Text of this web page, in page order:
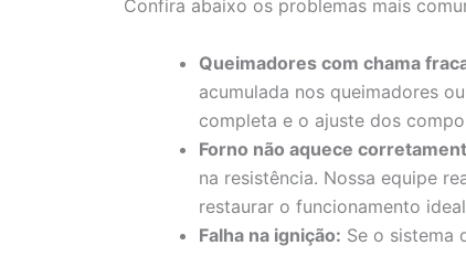
Confira abaixo os problemas mais
Queimadores com chama
acumulada nos queimadores
completa e o ajuste dos
Forno não aquece
na resistência. Nossa equipe
restaurar o funcionamento
Falha na ignição: Se o sistema